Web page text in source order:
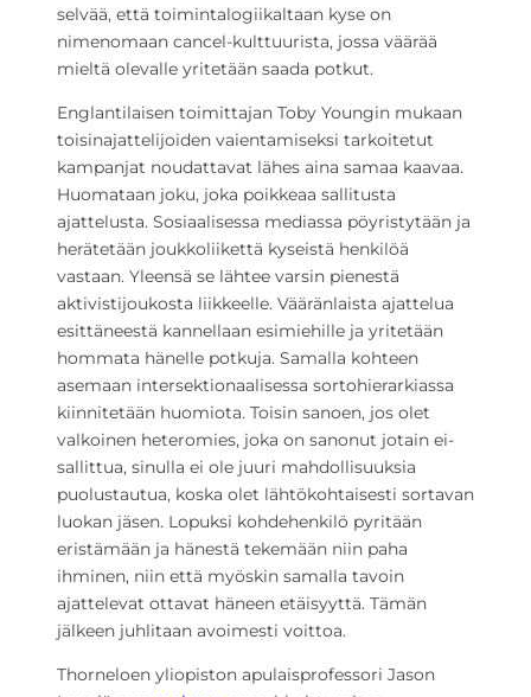
selvää, että toimintalogiikaltaan kyse on
nimenomaan cancel-kulttuurista, jossa väärää
mieltä olevalle yritetään saada potkut.
Englantilaisen toimittajan Toby Youngin mukaan
toisinajattelijoiden vaientamiseksi tarkoitetut
kampanjat noudattavat lähes aina samaa kaavaa.
Huomataan joku, joka poikkeaa sallitusta
ajattelusta. Sosiaalisessa mediassa pöyristytään ja
herätetään joukkoliikettä kyseistä henkilöä
vastaan. Yleensä se lähtee varsin pienestä
aktivistijoukosta liikkeelle. Vääränlaista ajattelua
esittäneestä kannellaan esimiehille ja yritetään
hommata hänelle potkuja. Samalla kohteen
asemaan intersektionaalisessa sortohierarkiassa
kiinnitetään huomiota. Toisin sanoen, jos olet
valkoinen heteromies, joka on sanonut jotain ei-
sallittua, sinulla ei ole juuri mahdollisuuksia
puolustautua, koska olet lähtökohtaisesti sortavan
luokan jäsen. Lopuksi kohdehenkilö pyritään
eristämään ja hänestä tekemään niin paha
ihminen, niin että myöskin samalla tavoin
ajattelevat ottavat häneen etäisyyttä. Tämän
jälkeen juhlitaan avoimesti voittoa.
Thorneloen yliopiston apulaisprofessori Jason